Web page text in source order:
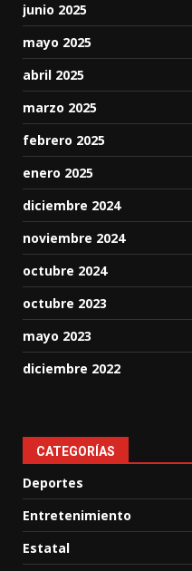
junio 2025
mayo 2025
abril 2025
marzo 2025
febrero 2025
enero 2025
diciembre 2024
noviembre 2024
octubre 2024
octubre 2023
mayo 2023
diciembre 2022
CATEGORÍAS
Deportes
Entretenimiento
Estatal